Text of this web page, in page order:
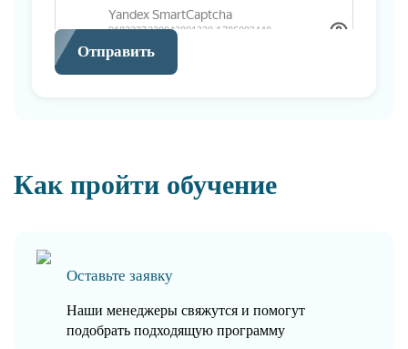
Отправить
Как пройти обучение
Оставьте заявку
Наши менеджеры свяжутся и помогут
подобрать подходящую программу